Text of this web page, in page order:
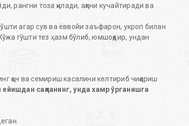
рангни тоза қилади, ақлни кучайтиради ва
агар сув ва ёввойи заъфарон, укроп билан
гўшти тез ҳазм бўлиб, юмшоқдир, ундан
қон ва семириш касалини келтириб чиқариш
ейишдан сақланинг, унда хамр ўрганишга